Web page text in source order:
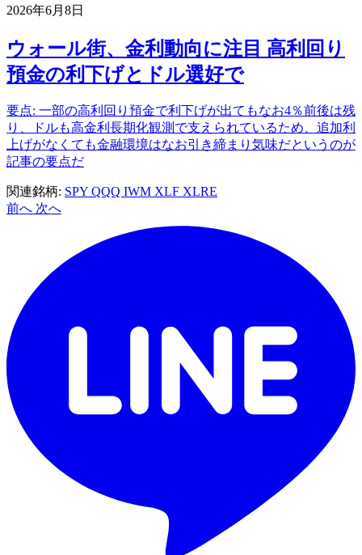
2026年6月8日
ウォール街、金利動向に注目 高利回り
預金の利下げとドル選好で
要点: 一部の高利回り預金で利下げが出てもなお4％前後は残
り、ドルも高金利長期化観測で支えられているため、追加利
上げがなくても金融環境はなお引き締まり気味だというのが
記事の要点だ
関連銘柄: SPY QQQ IWM XLF XLRE
前へ 次へ